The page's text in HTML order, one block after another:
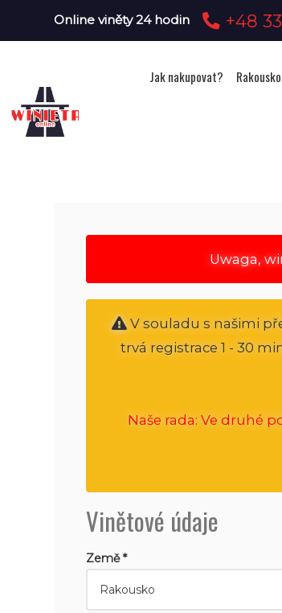
Online viněty 24 hodin +48
Jak nakupovat? Rakousko
Uwaga,
V souladu s našimi
trvá registrace 1 - 30
Naše rada: Ve druhé
Vinětové údaje
Země *